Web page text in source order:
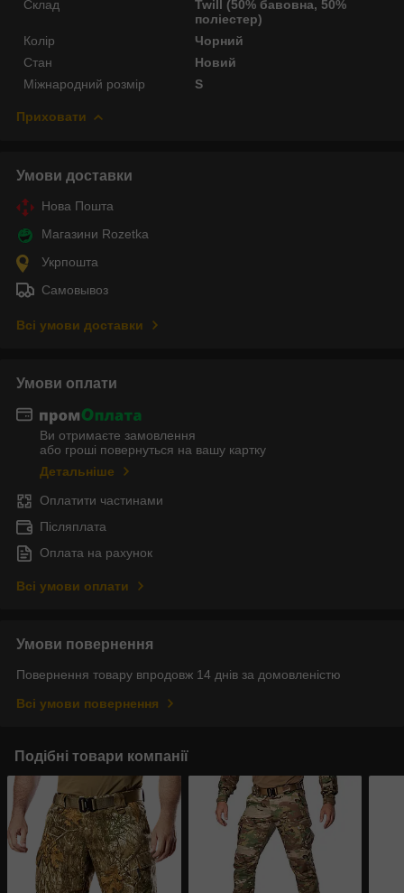
Склад
Twill (50% бавовна, 50%
поліестер)
Колір
Чорний
Стан
Новий
Міжнародний розмір
S
Приховати
Умови доставки
Нова Пошта
Магазини Rozetka
Укрпошта
Самовывоз
Всі умови доставки
Умови оплати
Ви отримаєте замовлення
або гроші повернуться на вашу картку
Детальніше
Оплатити частинами
Післяплата
Оплата на рахунок
Всі умови оплати
Умови повернення
Повернення товару впродовж 14 днів за домовленістю
Всі умови повернення
Подібні товари компанії